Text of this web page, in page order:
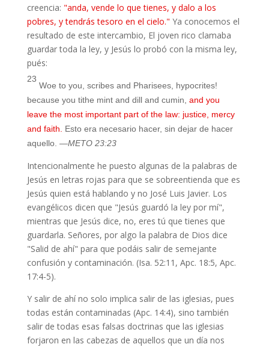
creencia: "anda, vende lo que tienes, y dalo a los
pobres, y tendrás tesoro en el cielo." Ya conocemos el
resultado de este intercambio, El joven rico clamaba
guardar toda la ley, y Jesús lo probó con la misma ley,
pués:
23
Woe to you, scribes and Pharisees, hypocrites!
because you tithe mint and dill and cumin, and you
leave the most important part of the law: justice, mercy
and faith.
Esto era necesario hacer, sin dejar de hacer
aquello. —METO 23:23
Intencionalmente he puesto algunas de la palabras de
Jesús en letras rojas para que se sobreentienda que es
Jesús quien está hablando y no José Luis Javier. Los
evangélicos dicen que "Jesús guardó la ley por mí",
mientras que Jesús dice, no, eres tú que tienes que
guardarla. Señores, por algo la palabra de Dios dice
"Salid de ahí" para que podáis salir de semejante
confusión y contaminación. (Isa. 52:11, Apc. 18:5, Apc.
17:4-5).
Y salir de ahí no solo implica salir de las iglesias, pues
todas están contaminadas (Apc. 14:4), sino también
salir de todas esas falsas doctrinas que las iglesias
forjaron en las cabezas de aquellos que un día nos